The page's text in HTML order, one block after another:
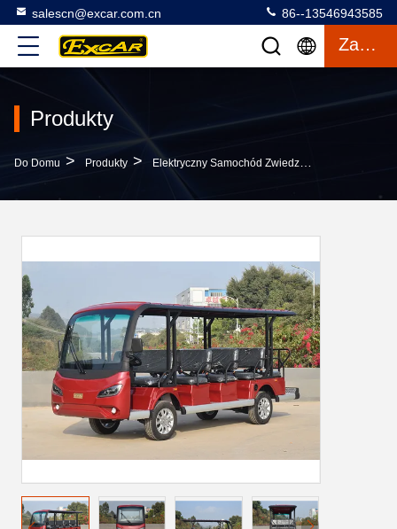
salescn@excar.com.cn 86--13546943585
Zacytować
Produkty
Do Domu > Produkty > Elektryczny Samochód Zwiedzający